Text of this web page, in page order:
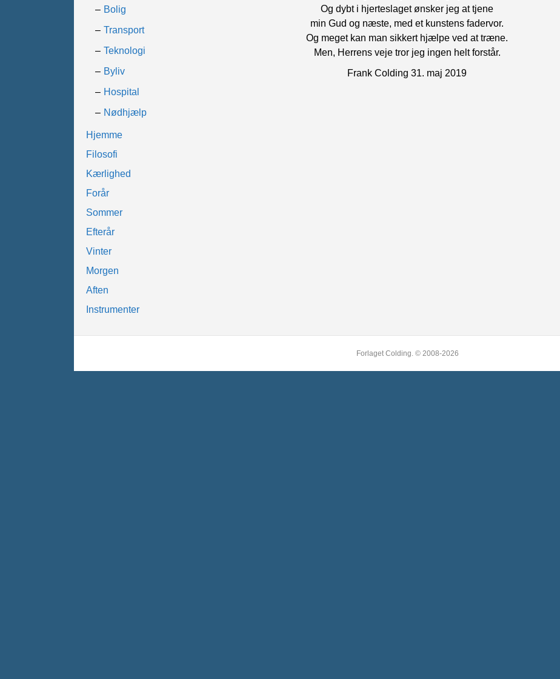
Bolig
Transport
Teknologi
Byliv
Hospital
Nødhjælp
Hjemme
Filosofi
Kærlighed
Forår
Sommer
Efterår
Vinter
Morgen
Aften
Instrumenter
Og dybt i hjerteslaget ønsker jeg at tjene
min Gud og næste, med et kunstens fadervor.
Og meget kan man sikkert hjælpe ved at træne.
Men, Herrens veje tror jeg ingen helt forstår.
Frank Colding 31. maj 2019
Forlaget Colding. © 2008-2026